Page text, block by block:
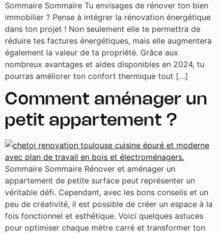
Sommaire Sommaire Tu envisages de rénover ton bien
immobilier ? Pense à intégrer la rénovation énergétique
dans ton projet ! Non seulement elle te permettra de
réduire tes factures énergétiques, mais elle augmentera
également la valeur de ta propriété. Grâce aux
nombreux avantages et aides disponibles en 2024, tu
pourras améliorer ton confort thermique tout […]
Comment aménager un
petit appartement ?
Sommaire Sommaire Rénover et aménager un
appartement de petite surface peut représenter un
véritable défi. Cependant, avec les bons conseils et un
peu de créativité, il est possible de créer un espace à la
fois fonctionnel et esthétique. Voici quelques astuces
pour optimiser chaque mètre carré et transformer ton